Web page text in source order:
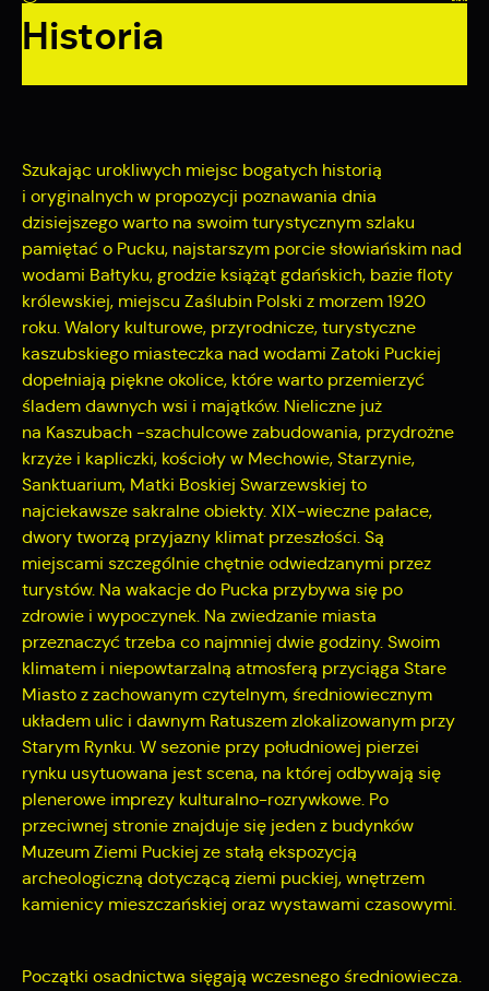
Historia
Szukając urokliwych miejsc bogatych historią
i oryginalnych w propozycji poznawania dnia
dzisiejszego warto na swoim turystycznym szlaku
pamiętać o Pucku, najstarszym porcie słowiańskim nad
wodami Bałtyku, grodzie książąt gdańskich, bazie floty
królewskiej, miejscu Zaślubin Polski z morzem 1920
roku. Walory kulturowe, przyrodnicze, turystyczne
kaszubskiego miasteczka nad wodami Zatoki Puckiej
dopełniają piękne okolice, które warto przemierzyć
śladem dawnych wsi i majątków. Nieliczne już
na Kaszubach -szachulcowe zabudowania, przydrożne
krzyże i kapliczki, kościoły w Mechowie, Starzynie,
Sanktuarium, Matki Boskiej Swarzewskiej to
najciekawsze sakralne obiekty. XIX-wieczne pałace,
dwory tworzą przyjazny klimat przeszłości. Są
miejscami szczególnie chętnie odwiedzanymi przez
turystów. Na wakacje do Pucka przybywa się po
zdrowie i wypoczynek. Na zwiedzanie miasta
przeznaczyć trzeba co najmniej dwie godziny. Swoim
klimatem i niepowtarzalną atmosferą przyciąga Stare
Miasto z zachowanym czytelnym, średniowiecznym
układem ulic i dawnym Ratuszem zlokalizowanym przy
Starym Rynku. W sezonie przy południowej pierzei
rynku usytuowana jest scena, na której odbywają się
plenerowe imprezy kulturalno-rozrywkowe. Po
przeciwnej stronie znajduje się jeden z budynków
Muzeum Ziemi Puckiej ze stałą ekspozycją
archeologiczną dotyczącą ziemi puckiej, wnętrzem
kamienicy mieszczańskiej oraz wystawami czasowymi.
Początki osadnictwa sięgają wczesnego średniowiecza.
może działać bez zakłóceń.
Funkcjonalne i personalizacyjne
zapamiętanie wprowadzonych przez Ciebie ustawień oraz
Dzięki tym plikom cookies możemy zapewnić Ci większy
komfort korzystania z funkcjonalności naszej strony poprzez
dopasowanie jej do Twoich indywidualnych preferencji.
Wyrażenie zgody na funkcjonalne i personalizacyjne pliki
cookies gwarantuje dostępność większej ilości funkcji na
stronie.
Więcej
Analityczne
Analityczne pliki cookies pomagają nam rozwijać się i
dostosowywać do Twoich potrzeb.
Cookies analityczne pozwalają na uzyskanie informacji w
zakresie wykorzystywania witryny internetowej, miejsca oraz
częstotliwości, z jaką odwiedzane są nasze serwisy www.
Dane pozwalają nam na ocenę naszych serwisów
internetowych pod względem ich popularności wśród
użytkowników. Zgromadzone informacje są przetwarzane w
formie zanonimizowanej. Wyrażenie zgody na analityczne pliki
cookies gwarantuje dostępność wszystkich funkcjonalności.
Więcej
Reklamowe
Dzięki reklamowym plikom cookies prezentujemy Ci
najciekawsze informacje i aktualności na stronach naszych
partnerów.
Promocyjne pliki cookies służą do prezentowania Ci naszych
komunikatów na podstawie analizy Twoich upodobań oraz
Twoich zwyczajów dotyczących przeglądanej witryny
internetowej. Treści promocyjne mogą pojawić się na
stronach podmiotów trzecich lub firm będących naszymi
partnerami oraz innych dostawców usług. Firmy te działają w
charakterze pośredników prezentujących nasze treści w
postaci wiadomości, ofert, komunikatów mediów
społecznościowych.
Więcej